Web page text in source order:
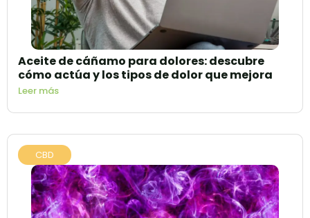
Aceite de cáñamo para dolores: descubre
cómo actúa y los tipos de dolor que mejora
Leer más
CBD